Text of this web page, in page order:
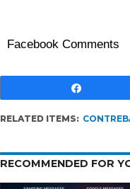
Facebook Comments
RELATED ITEMS:
RECOMMENDED FOR